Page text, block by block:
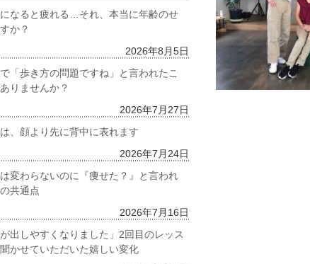
なると疲れる…それ、本当に年齢のせ
か？
2026年8月5日
「歩き方の問題ですね」と言われたこ
りませんか？
2026年7月27日
、顔より先に背中に表れます
2026年7月24日
変わらないのに『痩せた？』と言われ
共通点
2026年7月16日
が出しやすくなりました」2回目のレッス
かせていただいた嬉しい変化